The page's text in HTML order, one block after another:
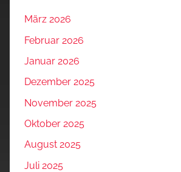
März 2026
Februar 2026
Januar 2026
Dezember 2025
November 2025
Oktober 2025
August 2025
Juli 2025